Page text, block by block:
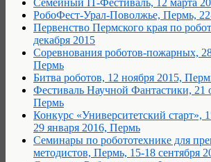
Семейный IT-Фестиваль, 12 марта
РобоФест-Урал-Поволжье, Пермь,
Первенство Пермского края по
декабря 2015
Соревнования роботов-пожарных,
Пермь
Битва роботов, 12 ноября 2015,
Фестиваль Научной Фантастики, 21
Пермь
Конкурс «Университетский старт»,
29 января 2016, Пермь
Семинары по робототехнике для
методистов, Пермь, 15-18 сентября